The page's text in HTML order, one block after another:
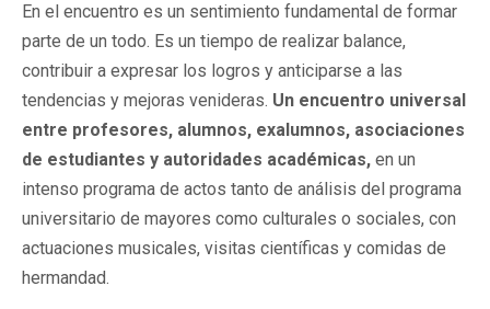
En el encuentro es un sentimiento fundamental de formar
parte de un todo. Es un tiempo de realizar balance,
contribuir a expresar los logros y anticiparse a las
tendencias y mejoras venideras. Un encuentro universal
entre profesores, alumnos, exalumnos, asociaciones
de estudiantes y autoridades académicas, en un
intenso programa de actos tanto de análisis del programa
universitario de mayores como culturales o sociales, con
actuaciones musicales, visitas científicas y comidas de
hermandad.